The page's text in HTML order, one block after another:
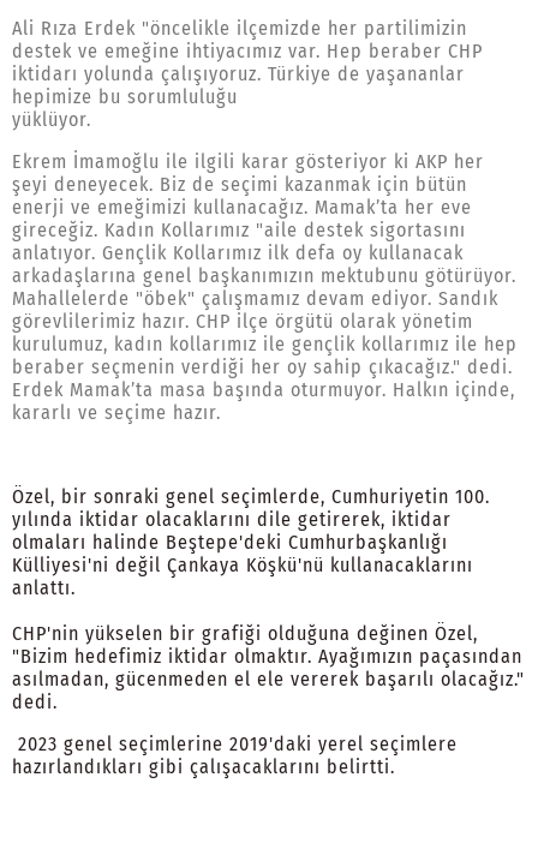
Ali Rıza Erdek "öncelikle ilçemizde her partilimizin
destek ve emeğine ihtiyacımız var. Hep beraber CHP
iktidarı yolunda çalışıyoruz. Türkiye de yaşananlar
hepimize bu sorumluluğu
Ekrem İmamoğlu ile ilgili karar gösteriyor ki AKP her
şeyi deneyecek. Biz de seçimi kazanmak için bütün
enerji ve emeğimizi kullanacağız. Mamak’ta her eve
gireceğiz. Kadın Kollarımız "aile destek sigortasını
anlatıyor. Gençlik Kollarımız ilk defa oy kullanacak
arkadaşlarına genel başkanımızın mektubunu götürüyor.
Mahallelerde "öbek" çalışmamız devam ediyor. Sandık
görevlilerimiz hazır. CHP ilçe örgütü olarak yönetim
kurulumuz, kadın kollarımız ile gençlik kollarımız ile hep
beraber seçmenin verdiği her oy sahip çıkacağız." dedi.
Erdek Mamak’ta masa başında oturmuyor. Halkın içinde,
kararlı ve seçime hazır.
Özel, bir sonraki genel seçimlerde, Cumhuriyetin 100.
yılında iktidar olacaklarını dile getirerek, iktidar
olmaları halinde Beştepe'deki Cumhurbaşkanlığı
Külliyesi'ni değil Çankaya Köşkü'nü kullanacaklarını
anlattı.
CHP'nin yükselen bir grafiği olduğuna değinen Özel,
"Bizim hedefimiz iktidar olmaktır. Ayağımızın paçasından
asılmadan, gücenmeden el ele vererek başarılı olacağız."
dedi.
2023 genel seçimlerine 2019'daki yerel seçimlere
hazırlandıkları gibi çalışacaklarını belirtti.